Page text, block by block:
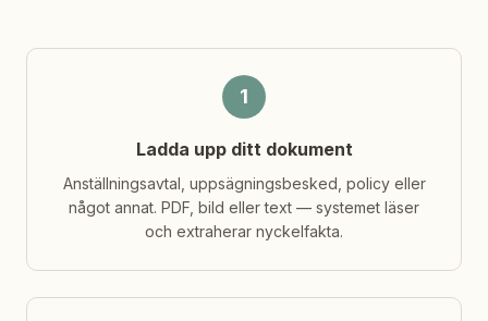
1
Ladda upp ditt dokument
Anställningsavtal, uppsägningsbesked, policy eller
något annat. PDF, bild eller text — systemet läser
och extraherar nyckelfakta.